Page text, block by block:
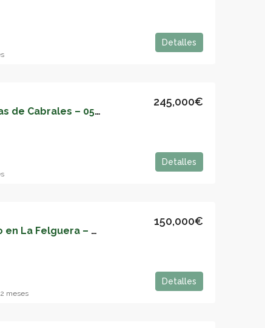
Detalles
Casa en venta en Arenas de Cabrales – 05161
245,000€
Detalles
Amplio Terreno Urbano en La Felguera – Oportunidad de Inversión – 05160
150,000€
Detalles
meses